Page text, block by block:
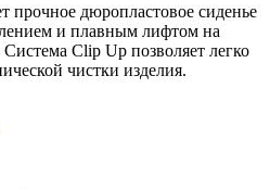
прочное дюропластовое сиденье
и плавным лифтом на
Clip Up позволяет легко
чистки изделия.